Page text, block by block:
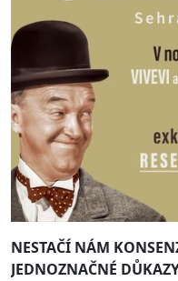
NESTAČÍ NÁM
JEDNOZNAČNÉ